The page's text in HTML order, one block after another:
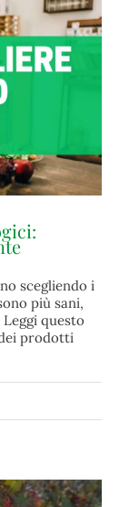
per la
scegliendo i
più sani,
questo
prodotti